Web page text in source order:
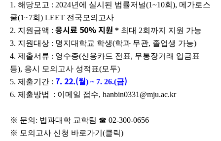
1. 해당모고 : 2024년에 실시된 법률저널(1~10회), 메가로스
쿨(1~7회) LEET 전국모의고사
2. 지원금액 : 응시료 50% 지원 * 최 대 2회까지 지원 가능
3. 지원대상 : 명지대학교 학생(학과 무관, 졸업생 가능)
4. 제출서류 : 영수증(신용카드 전표, 무통장거래 입금표
등), 응시 모의고사 성적표(모두)
5. 제출기간 : 7. 22.(월) ~ 7. 26.(금)
6. 제출방법 : 이메일 접수, hanbin0331@mju.ac.kr
※ 문의: 법과대학 교학팀 ☎ 02-300-0656
※ 모의고사 신청 바로가기(클릭)